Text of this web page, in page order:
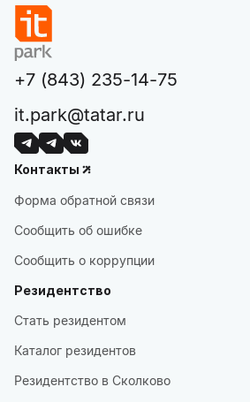
+7 (843) 235-14-75
it.park@tatar.ru
Контакты
Форма обратной связи
Сообщить об ошибке
Сообщить о коррупции
Резидентство
Стать резидентом
Каталог резидентов
Резидентство в Сколково